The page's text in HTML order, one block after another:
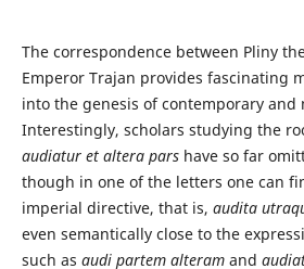
The correspondence between Pliny
Emperor Trajan provides fascinating
into the genesis of contemporary and
Interestingly, scholars studying the
audiatur et altera pars have so far
though in one of the letters one can
imperial directive, that is, audita
even semantically close to the
such as audi partem alteram and